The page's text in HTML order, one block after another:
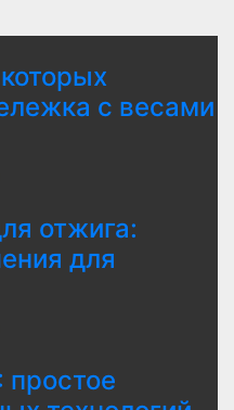
с весами
отжига:
для
простое